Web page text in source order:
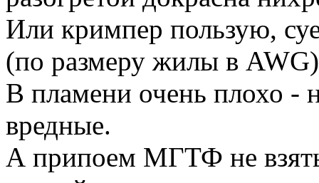
Или кримпер пользую,
(по размеру жилы в
В пламени очень плохо -
вредные.
А припоем МГТФ не